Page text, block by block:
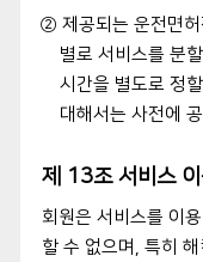
② 제공되는 운전면허
별로 서비스를 분
시간을 별도로 정
대해서는 사전에
제 13조 서비스
회원은 서비스를 이
할 수 없으며, 특히